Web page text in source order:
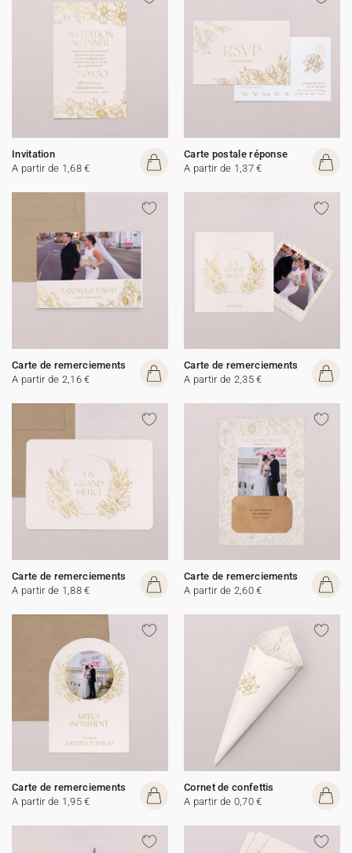
Invitation
A partir de 1,68 €
Carte postale réponse
A partir de 1,37 €
Carte de remerciements
A partir de 2,16 €
Carte de remerciements
A partir de 2,35 €
Carte de remerciements
A partir de 1,88 €
Carte de remerciements
A partir de 2,60 €
Carte de remerciements
A partir de 1,95 €
Cornet de confettis
A partir de 0,70 €